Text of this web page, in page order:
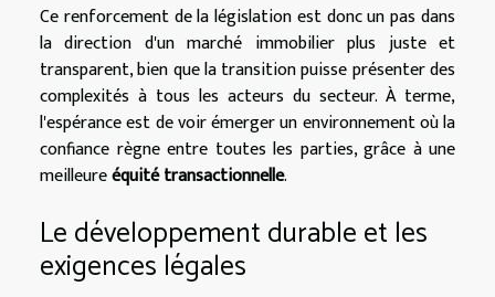
Ce renforcement de la législation est donc un pas dans
la direction d'un marché immobilier plus juste et
transparent, bien que la transition puisse présenter des
complexités à tous les acteurs du secteur. À terme,
l'espérance est de voir émerger un environnement où la
confiance règne entre toutes les parties, grâce à une
meilleureéquité transactionnelle.
Le développement durable et les
exigences légales